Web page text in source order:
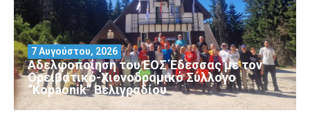
Αδελφοποίηση του ΕΟΣ Έδεσσας με τον
Ορειβατικό-Χιονοδρομικό Σύλλογο
“Kopaonik” Βελιγραδίου
7 Αυγούστου, 2026